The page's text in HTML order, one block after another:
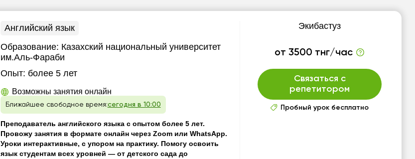
Английский язык
Образование: Казахский национальный университет
им.Аль-Фараби
Опыт: более 5 лет
Возможны занятия онлайн
Ближайшее свободное время:сегодня в 10:00
Преподаватель английского языка с опытом более 5 лет.
Провожу занятия в формате онлайн через Zoom или WhatsApp.
Уроки интерактивные, с упором на практику. Помогу освоить
язык студентам всех уровней — от детского сада до
Экибастуз
от 3500 тнг/час
Связаться с
репетитором
Пробный урок бесплатно